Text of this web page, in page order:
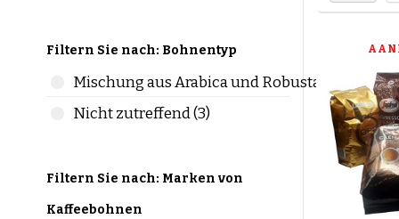
Filtern Sie nach: Bohnentyp
Mischung aus Arabica und Robusta (14)
Nicht zutreffend (3)
Filtern Sie nach: Marken von
Kaffeebohnen
Kaffee
Vorliebe
Auch
Wir